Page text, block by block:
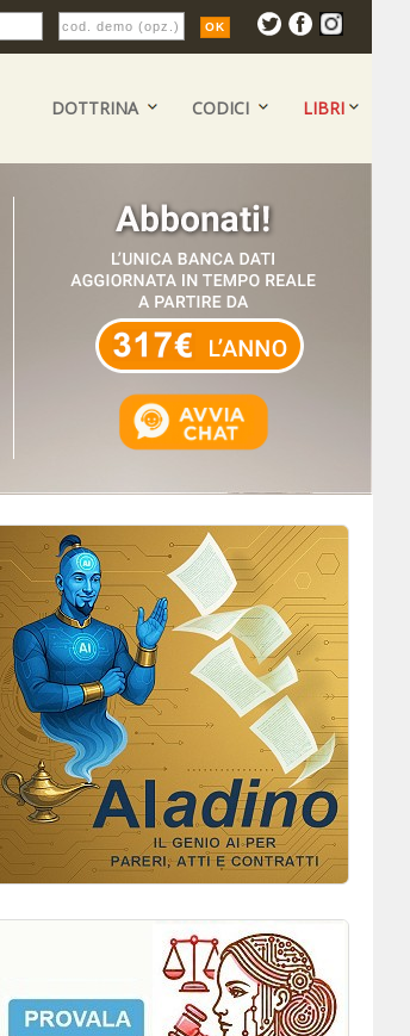
DOTTRINA CODICI LIBRI